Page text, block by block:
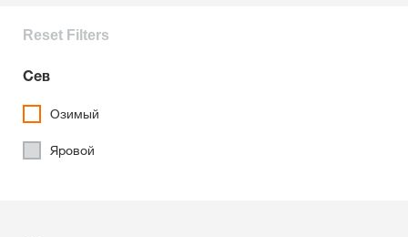
Reset Filters
Сев
Озимый
Яровой